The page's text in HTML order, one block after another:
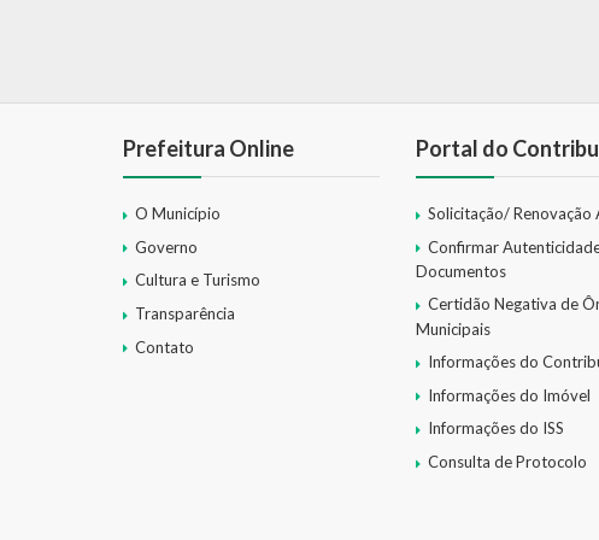
Prefeitura Online
O Município
Governo
Cultura e Turismo
Transparência
Contato
Portal do
Solicitação/ Renovação
Confirmar
Documentos
Certidão Negativa de
Municipais
Informações do
Informações do Imóvel
Informações do ISS
Consulta de Protocolo